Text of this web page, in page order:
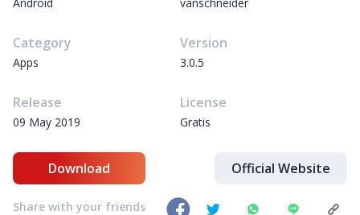
Category
Apps
Version
3.0.5
Release
09 May 2019
License
Gratis
Download Official Website
Share with your friends